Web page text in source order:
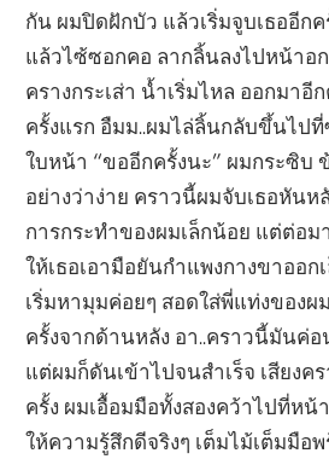
กัน ผมปิดฝักบัว แล้วเริ่มจูบเธออีกค
แล้วไซ้ซอกคอ ลากลิ้นลงไปหน้าอก
ครางกระเส่า น้ำเริ่มไหล ออกมาอี
ครั้งแรก อืมม..ผมไล่ลิ้นกลับขึ้นไป
ใบหน้า “ขออีกครั้งนะ” ผมกระซิบ
อย่างว่าง่าย คราวนี้ผมจับเธอหันห
การกระทำของผมเล็กน้อย แต่ต่อม
ให้เธอเอามือยันกำแพงกางขาออ
เริ่มหามุมค่อยๆ สอดใส่พี่แท่งของผ
ครั้งจากด้านหลัง อา..คราวนี้มันค่
แต่ผมก็ดันเข้าไปจนสำเร็จ เสียงค
ครั้ง ผมเอื้อมมือทั้งสองคว้าไปที่หน้
ให้ความรู้สึกดีจริงๆ เต็มไม้เต็มมือ